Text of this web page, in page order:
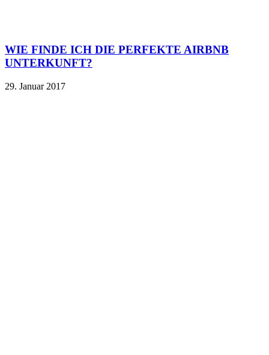
WIE FINDE ICH DIE PERFEKTE AIRBNB
UNTERKUNFT?
29. Januar 2017